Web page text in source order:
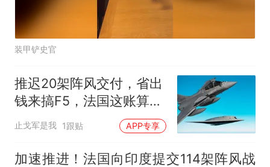
装甲铲史官
推迟20架阵风交付，省出
钱来搞F5，法国这账算得
过来吗？
止戈军是我 1跟贴 APP专享
加速推进！法国向印度提交114架阵风战